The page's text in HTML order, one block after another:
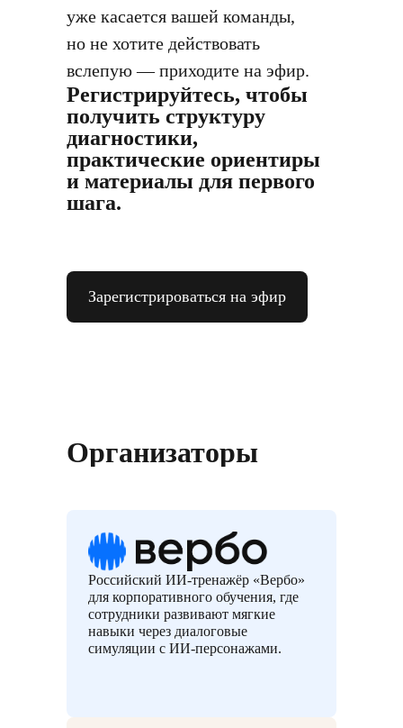
уже касается вашей команды,
но не хотите действовать
вслепую — приходите на эфир.
Регистрируйтесь, чтобы
получить структуру
диагностики,
практические ориентиры
и материалы для первого
шага.
Зарегистрироваться на эфир
Организаторы
Российский ИИ-тренажёр «Вербо»
для корпоративного обучения, где
сотрудники развивают мягкие
навыки через диалоговые
симуляции с ИИ-персонажами.